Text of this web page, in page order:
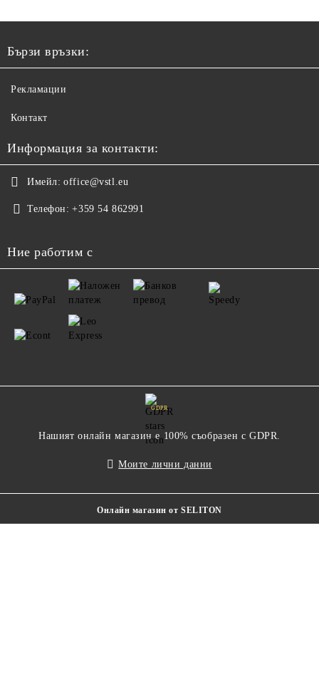
Бързи връзки:
Рекламации
Контакт
Информация за контакти:
Имейл: office@vstl.eu
Телефон: +359 54 862991
Ние работим с
GDPR
Нашият онлайн магазин е 100% съобразен с GDPR.
Моите лични данни
Онлайн магазин от SELITON